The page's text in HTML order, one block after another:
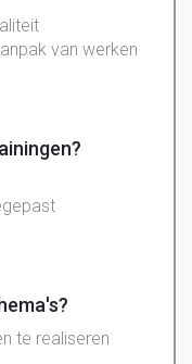
van werken
te realiseren